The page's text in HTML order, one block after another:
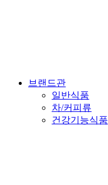
브랜드관
일반식품
차/커피류
건강기능식품